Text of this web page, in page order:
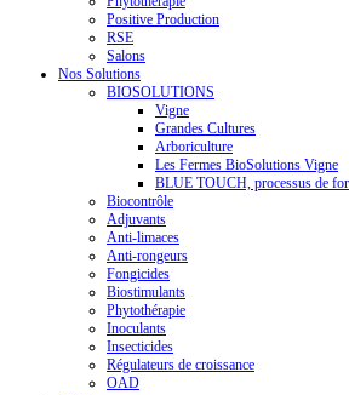
Positive Production
RSE
Salons
Nos Solutions
BIOSOLUTIONS
Vigne
Grandes Cultures
Arboriculture
Les Fermes BioSolutions Vigne
BLUE TOUCH, processus de
Biocontrôle
Adjuvants
Anti-limaces
Anti-rongeurs
Fongicides
Biostimulants
Phytothérapie
Inoculants
Insecticides
Régulateurs de croissance
OAD